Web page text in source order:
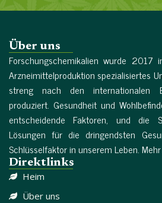
Über uns
Forschungschemikalien wurde
Arzneimittelproduktion spezialisiertes
streng nach den internationalen
produziert. Gesundheit und
entscheidende Faktoren, und die
Lösungen für die dringendsten
Schlüsselfaktor in unserem Leben.
Direktlinks
Heim
Über uns